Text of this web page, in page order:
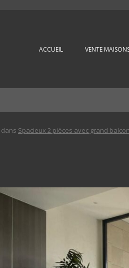
ACCUEIL VENTE
dans Spacieux 2 pièces avec grand